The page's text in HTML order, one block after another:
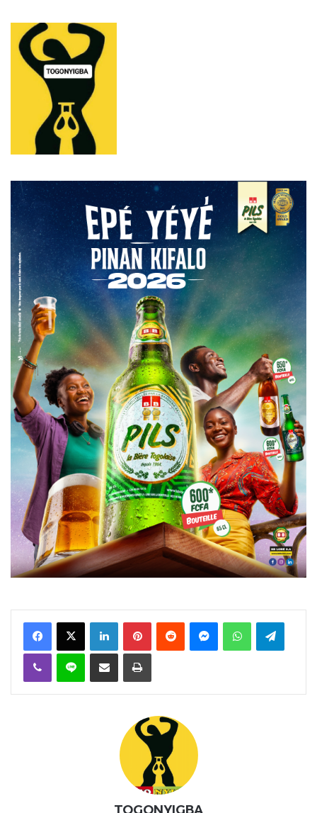
FacebookX Linkedin PinterestReddit MessengerWhatsAppTelegram
Viber Ligne Partager par email Imprimer